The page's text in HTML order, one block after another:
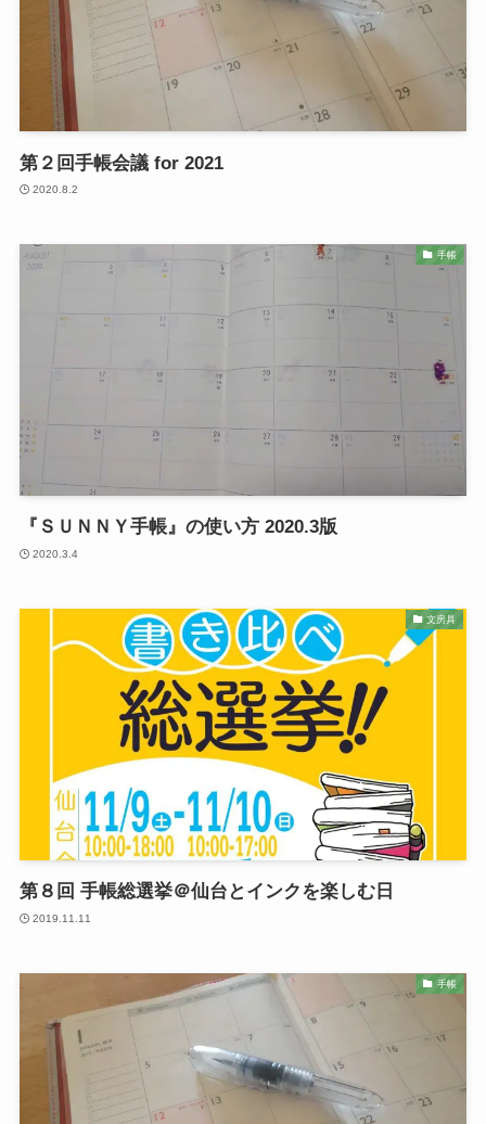
第２回手帳会議 for 2021
2020.8.2
手帳
『ＳＵＮＮＹ手帳』の使い方 2020.3版
2020.3.4
文房具
第８回 手帳総選挙＠仙台とインクを楽しむ日
2019.11.11
手帳